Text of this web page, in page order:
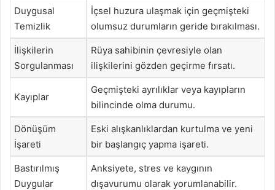
Duygusal
Temizlik
İçsel huzura ulaşmak için geçmişteki
olumsuz durumların geride bırakılması.
İlişkilerin
Sorgulanması
Rüya sahibinin çevresiyle olan
ilişkilerini gözden geçirme fırsatı.
Kayıplar
Geçmişteki ayrılıklar veya kayıpların
bilincinde olma durumu.
Dönüşüm
İşareti
Eski alışkanlıklardan kurtulma ve yeni
bir başlangıç yapma işareti.
Bastırılmış
Duygular
Anksiyete, stres ve kaygının
dışavurumu olarak yorumlanabilir.